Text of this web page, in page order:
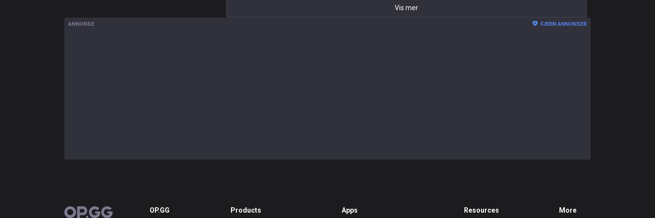
Vis mer
ANNONSE FJERN ANNONSER
OP.GG OP.GG Products Apps Resources More